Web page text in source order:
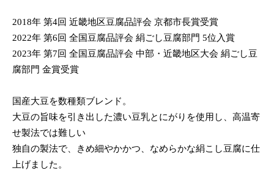
2018年 第4回 近畿地区豆腐品評会 京都市長賞受賞
2022年 第6回 全国豆腐品評会 絹ごし豆腐部門 5位入賞
2023年 第7回 全国豆腐品評会 中部・近畿地区大会 絹ごし豆
腐部門 金賞受賞
国産大豆を数種類ブレンド。
大豆の旨味を引き出した濃い豆乳とにがりを使用し、高温寄
せ製法では難しい
独自の製法で、きめ細やかかつ、なめらかな絹こし豆腐に仕
上げました。